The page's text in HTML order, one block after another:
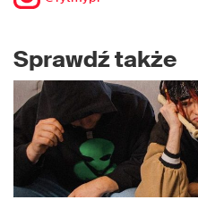
Sprawdź także